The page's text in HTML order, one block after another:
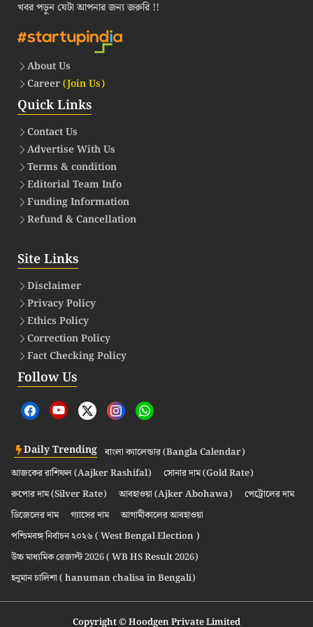
খবর পড়ুন যেটা আপনার জন্য জরুরি !!
About Us
Career(Join Us)
Quick Links
Contact Us
Advertise With Us
Terms & condition
Editorial Team Info
Funding Information
Refund & Cancellation
Site Links
Disclaimer
Privacy Policy
Ethics Policy
Correction Policy
Fact Checking Policy
Follow Us
Daily Trending বাংলা ক্যালেন্ডার (Bangla Calendar)
আজকের রাশিফল (Aajker Rashifal)
সোনার দাম (Gold Rate)
রুপোর দাম (Silver Rate)
আবহাওয়া (Ajker Abohawa)
পেট্রোলের দাম
ডিজেলের দাম
গ্যাসের দাম
আগামীকালের আবহাওয়া
পশ্চিমবঙ্গ নির্বাচন ২০২৬ ( West Bengal Election )
উচ্চ মাধ্যমিক রেজাল্ট 2026 ( WB HS Result 2026)
হনুমান চালিশা ( hanuman chalisa in Bengali)
Copyright © Hoodgen Private Limited